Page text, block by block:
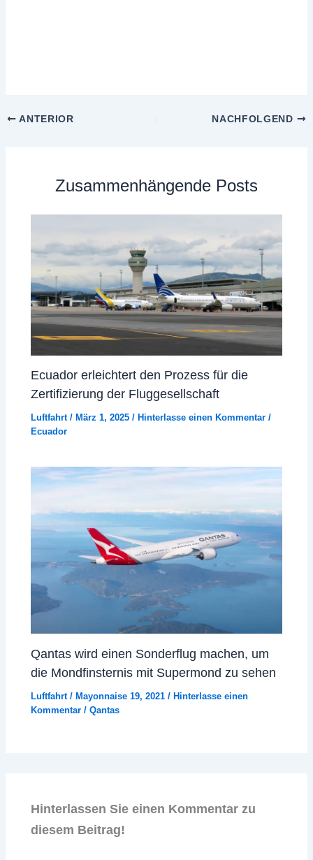
ANTERIOR NACHFOLGEND
Zusammenhängende Posts
Ecuador erleichtert den Prozess für die
Zertifizierung der Fluggesellschaft
Luftfahrt/ März 1, 2025/ Hinterlasse einen Kommentar /
Ecuador
Qantas wird einen Sonderflug machen, um
die Mondfinsternis mit Supermond zu sehen
Luftfahrt/ Mayonnaise 19, 2021/ Hinterlasse einen
Kommentar /Qantas
Hinterlassen Sie einen Kommentar zu
diesem Beitrag!